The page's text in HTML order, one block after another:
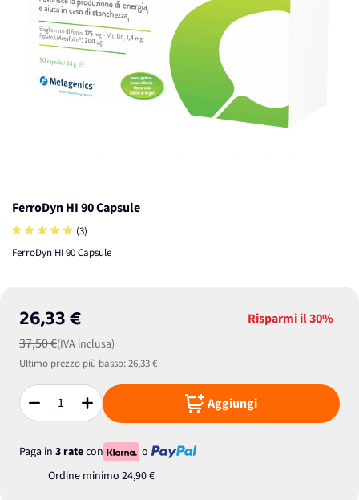
FerroDyn HI 90 Capsule
(3)
FerroDyn HI 90 Capsule
26,33 €
37,50 €(IVA inclusa)
Risparmi il30%
Ultimo prezzo più basso:26,33 €
Quantità Aggiungi
Paga in 3 ratecon
o
Ordine minimo 24,90 €